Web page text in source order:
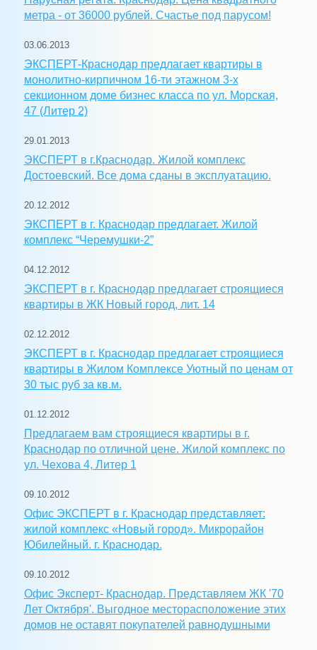
метра - от 36000 рублей. Счастье под парусом!
03.06.2013
ЭКСПЕРТ-Краснодар предлагает квартиры в
монолитно-кирпичном 16-ти этажном 3-х
секционном доме бизнес класса по ул. Морская,
47 (Литер 2)
29.01.2013
ЭКСПЕРТ в г.Краснодар. Жилой комплекс
Достоевский. Все дома сданы в эксплуатацию.
20.12.2012
ЭКСПЕРТ в г. Краснодар предлагает. Жилой
комплекс “Черемушки-2”
04.12.2012
ЭКСПЕРТ в г. Краснодар предлагает строящиеся
квартиры в ЖК Новый город, лит. 14
02.12.2012
ЭКСПЕРТ в г. Краснодар предлагает строящиеся
квартиры в Жилом Комплексе Уютный по ценам от
30 тыс руб за кв.м.
01.12.2012
Предлагаем вам строящиеся квартиры в г.
Краснодар по отличной цене. Жилой комплекс по
ул. Чехова 4, Литер 1
09.10.2012
Офис ЭКСПЕРТ в г. Краснодар представляет:
жилой комплекс «Новый город». Микрорайон
Юбилейный. г. Краснодар.
09.10.2012
Офис Эксперт- Краснодар. Представляем ЖК '70
Лет Октября'. Выгодное месторасположение этих
домов не оставят покупателей равнодушными